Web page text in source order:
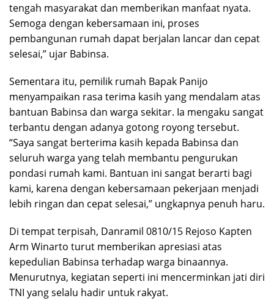
tengah masyarakat dan memberikan manfaat nyata.
Semoga dengan kebersamaan ini, proses
pembangunan rumah dapat berjalan lancar dan cepat
selesai,” ujar Babinsa.
Sementara itu, pemilik rumah Bapak Panijo
menyampaikan rasa terima kasih yang mendalam atas
bantuan Babinsa dan warga sekitar. Ia mengaku sangat
terbantu dengan adanya gotong royong tersebut.
“Saya sangat berterima kasih kepada Babinsa dan
seluruh warga yang telah membantu pengurukan
pondasi rumah kami. Bantuan ini sangat berarti bagi
kami, karena dengan kebersamaan pekerjaan menjadi
lebih ringan dan cepat selesai,” ungkapnya penuh haru.
Di tempat terpisah, Danramil 0810/15 Rejoso Kapten
Arm Winarto turut memberikan apresiasi atas
kepedulian Babinsa terhadap warga binaannya.
Menurutnya, kegiatan seperti ini mencerminkan jati diri
TNI yang selalu hadir untuk rakyat.